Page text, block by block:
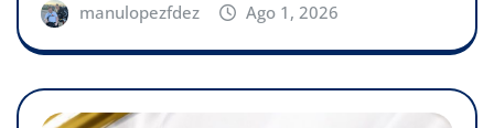
manulopezfdez Ago 1, 2026